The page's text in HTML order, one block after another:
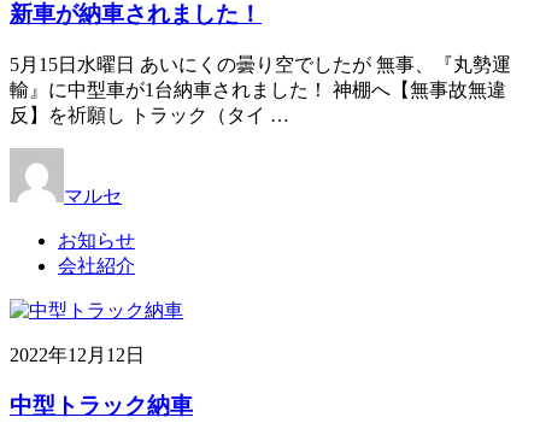
新車が納車されました！
5月15日水曜日 あいにくの曇り空でしたが 無事、『丸勢運
輸』に中型車が1台納車されました！ 神棚へ【無事故無違
反】を祈願し トラック（タイ …
マルセ
お知らせ
会社紹介
2022年12月12日
中型トラック納車